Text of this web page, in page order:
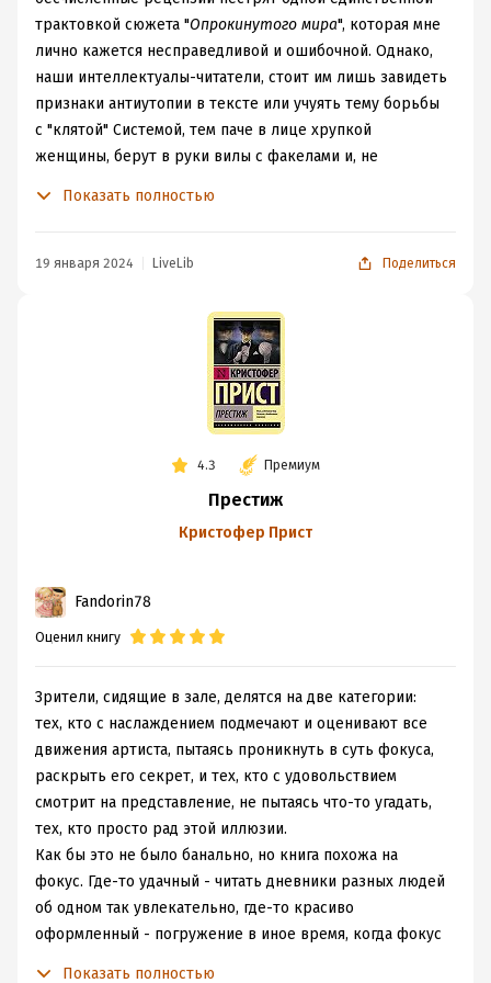
остается лишь бесцельное существование. Одинокое.
Бесконечное.
Ты внимательно смотришь?
Хочешь разгадать мой секрет?
Чтобы обмануть тебя, я пойду до конца.
трактовкой сюжета "Опрокинутого мира", которая мне
лично кажется несправедливой и ошибочной. Однако,
наши интеллектуалы-читатели, стоит им лишь завидеть
признаки антиутопии в тексте или учуять тему борьбы
с "клятой" Системой, тем паче в лице хрупкой
женщины, берут в руки вилы с факелами и, не
знакомимся через жизненный путь
Гельварда Манна:
меркам), его быстренько поженили на какой-то
чересчур образованной девчушке, а потом и вовсе
отправили познавать правду жизни через тяжкий труд.
Он поработает во всех существующих в городе
гильдиях, и картина мира в конце концов для героя и
Город Земля медленно катится по рельсам, которые
люди без конца разбирают и собирают вновь, к
теоретической конечной цели, называемой оптимумом.
её понять. В квазиреальности, в которой существует
город, есть некая ось, тот самый оптимум, от которой и
колодца, и, удаляясь далеко назад от оптимума,
подвергаются искажению пространства-времени.
Очевидно, губительному для любого живого организма.
Конечно, обозначенная в жанрах "мягкая" фантастика
заставляет нас мириться с некоторыми условностями
мира, и мне не совсем понятно, как это так герои
спокойно ходят через сингулярность взад-вперёд, по
сути путешествуя в будущее. Потому я ожидала каких-
то игрищ со временем в причинах возникновения
подобной физической аномалии, а не унылого
энергетического кризиса, как по итогу оказалось. В
Показать полностью
19 января 2024 LiveLib Поделиться
4.3 Премиум
Престиж
Кристофер Прист
Fandorin78
Оценил книгу
Зрители, сидящие в зале, делятся на две категории:
тех, кто с наслаждением подмечают и оценивают все
движения артиста, пытаясь проникнуть в суть фокуса,
раскрыть его секрет, и тех, кто с удовольствием
смотрит на представление, не пытаясь что-то угадать,
тех, кто просто рад этой иллюзии.
Как бы это не было банально, но книга похожа на
фокус. Где-то удачный - читать дневники разных людей
об одном так увлекательно, где-то красиво
оформленный - погружение в иное время, когда фокус
Показать полностью